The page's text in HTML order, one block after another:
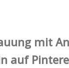
mit
auf